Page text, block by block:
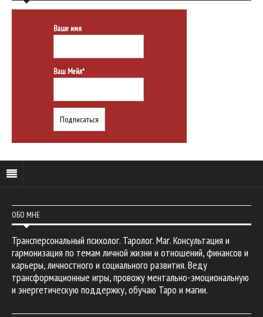
Ваше имя
Ваш Мейл*
ОБО МНЕ
Трансперсональный психолог. Таролог. Маг. Консультация и
гармонизация по темам личной жизни и отношений, финансов и
карьеры, личностного и социального развития. Веду
трансформационные игры, провожу ментально-эмоциональную
и энергетическую поддержку, обучаю Таро и магии.